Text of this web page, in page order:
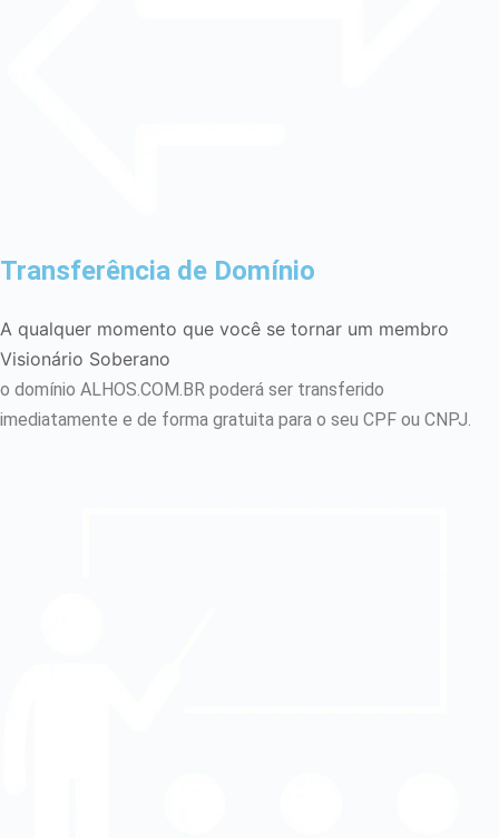
Transferência de Domínio
A qualquer momento que você se tornar um membro
Visionário Soberano
o domínio ALHOS.COM.BR poderá ser transferido
imediatamente e de forma gratuita para o seu CPF ou CNPJ.